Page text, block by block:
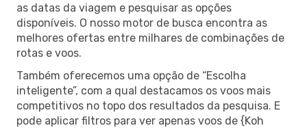
as datas da viagem e pesquisar as opções
disponíveis. O nosso motor de busca encontra as
melhores ofertas entre milhares de combinações de
rotas e voos.
Também oferecemos uma opção de “Escolha
inteligente”, com a qual destacamos os voos mais
competitivos no topo dos resultados da pesquisa. E
pode aplicar filtros para ver apenas voos de {Koh